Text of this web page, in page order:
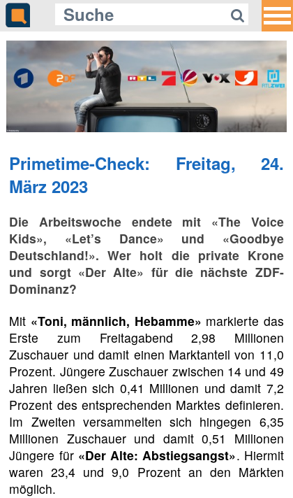
Primetime-Check: Freitag, 24.
März 2023
Die Arbeitswoche endete mit «The Voice
Kids», «Let’s Dance» und «Goodbye
Deutschland!». Wer holt die private Krone
und sorgt «Der Alte» für die nächste ZDF-
Dominanz?
Mit «Toni, männlich, Hebamme» markierte das
Erste zum Freitagabend 2,98 Millionen
Zuschauer und damit einen Marktanteil von 11,0
Prozent. Jüngere Zuschauer zwischen 14 und 49
Jahren ließen sich 0,41 Millionen und damit 7,2
Prozent des entsprechenden Marktes definieren.
Im Zweiten versammelten sich hingegen 6,35
Millionen Zuschauer und damit 0,51 Millionen
Jüngere für «Der Alte: Abstiegsangst». Hiermit
waren 23,4 und 9,0 Prozent an den Märkten
möglich.